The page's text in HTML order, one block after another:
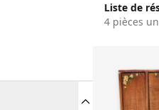
Liste de
4 pièces